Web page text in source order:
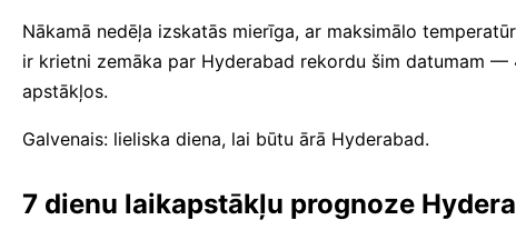
Nākamā nedēļa izskatās mierīga, ar maksimālo
ir krietni zemāka par Hyderabad rekordu šim datumam
apstākļos.
Galvenais: lieliska diena, lai būtu ārā Hyderabad.
7 dienu laikapstākļu prognoze